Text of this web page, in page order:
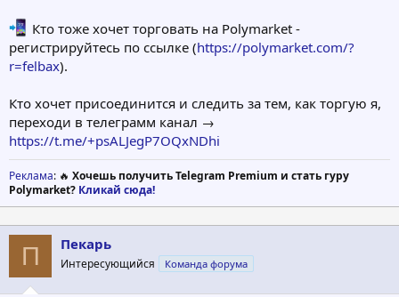
Кто тоже хочет торговать на Polymarket -
регистрируйтесь по ссылке (https://polymarket.com/?
r=felbax).
Кто хочет присоединится и следить за тем, как торгую я,
переходи в телеграмм канал →
https://t.me/+psALJegP7OQxNDhi
Реклама: 🔥 Хочешь получить Telegram Premium и стать гуру
Polymarket? Кликай сюда!
П Пекарь
Интересующийся Команда форума